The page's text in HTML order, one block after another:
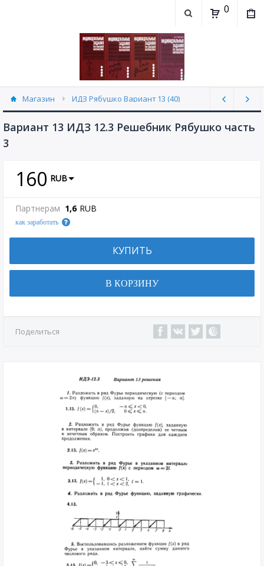
0
Магазин ИДЗ Рябушко Вариант 13 (40)
Вариант 13 ИДЗ 12.3 Решебник Рябушко часть
3
160 RUB
Партнерам 1,6 RUB
как заработать
КУПИТЬ
В КОРЗИНУ
Поделиться